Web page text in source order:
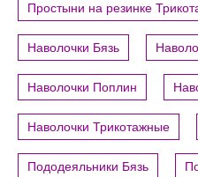
Простыни на резинке
Наволочки Бязь
Наволочки Поплин
Наволочки Трикотажные
Пододеяльники Бязь